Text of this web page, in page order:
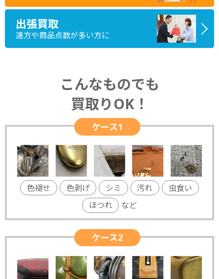
出張買取
遠方や商品点数が多い方に
こんなものでも
買取りOK！
ケース1
色褪せ 色剥げ シミ 汚れ
虫食い
ほつれ
など
ケース2